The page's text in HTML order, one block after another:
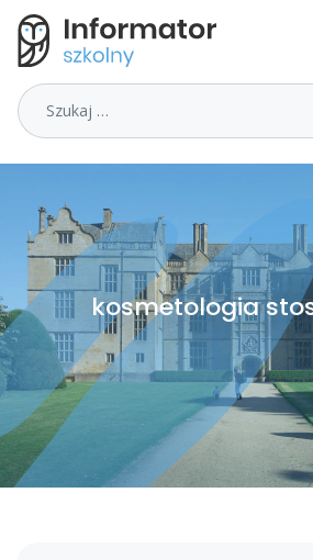
Szukaj
kosmetologia